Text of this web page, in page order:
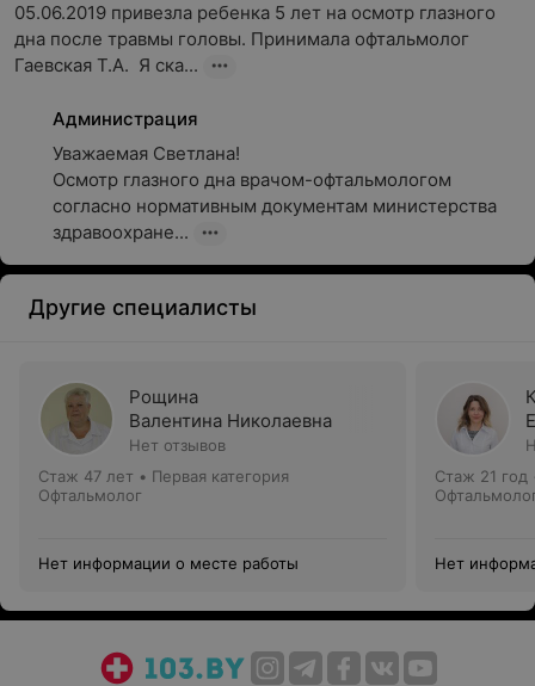
05.06.2019 привезла ребенка 5 лет на осмотр глазного
дна после травмы головы. Принимала офтальмолог
Гаевская Т.А.  Я ска...
Администрация
Уважаемая Светлана!
Осмотр глазного дна врачом-офтальмологом
согласно нормативным документам министерства
здравоохране...
Другие специалисты
Рощина
Валентина Николаевна
Нет отзывов
Стаж 47 лет • Первая категория
Офтальмолог
Нет информации о месте работы
Стаж 21 год
Нет